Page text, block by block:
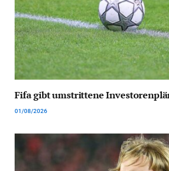
Fifa gibt umstrittene
01/08/2026